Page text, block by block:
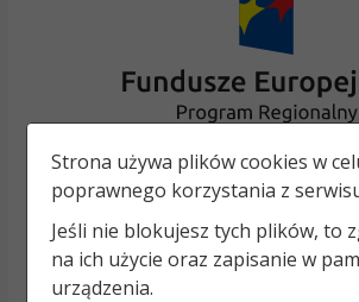
Strona używa plików cookies w
poprawnego korzystania z
Jeśli nie blokujesz tych plików, to
na ich użycie oraz zapisanie w
urządzenia.